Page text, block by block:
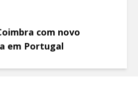
com novo
em Portugal